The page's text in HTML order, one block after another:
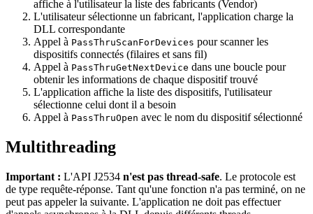
affiche à l'utilisateur la liste des fabricants (Vendor)
L'utilisateur sélectionne un fabricant, l'application charge la
DLL correspondante
Appel à PassThruScanForDevices pour scanner les
dispositifs connectés (filaires et sans fil)
Appel à PassThruGetNextDevice dans une boucle pour
obtenir les informations de chaque dispositif trouvé
L'application affiche la liste des dispositifs, l'utilisateur
sélectionne celui dont il a besoin
Appel à PassThruOpen avec le nom du dispositif sélectionné
Multithreading
Important : L'API J2534 n'est pas thread-safe. Le protocole est
de type requête-réponse. Tant qu'une fonction n'a pas terminé, on ne
peut pas appeler la suivante. L'application ne doit pas effectuer